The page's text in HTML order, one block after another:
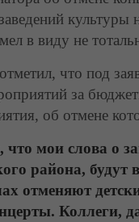
культуры
в виду не
что под
за
об отмене
что мои слова о
района,
отменяют
Коллеги,